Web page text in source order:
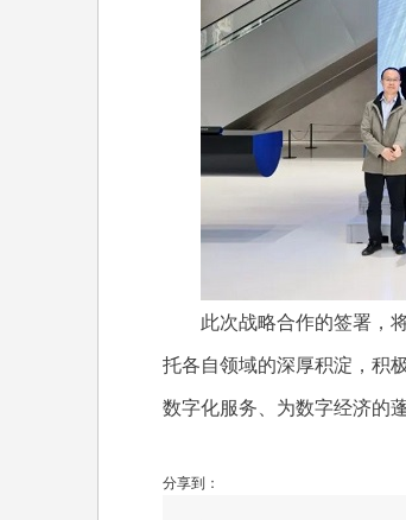
此次战略合作的签署，将
托各自领域的深厚积淀，积
数字化服务、为数字经济的
分享到：